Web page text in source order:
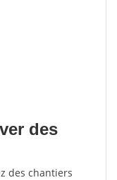
des
des chantiers